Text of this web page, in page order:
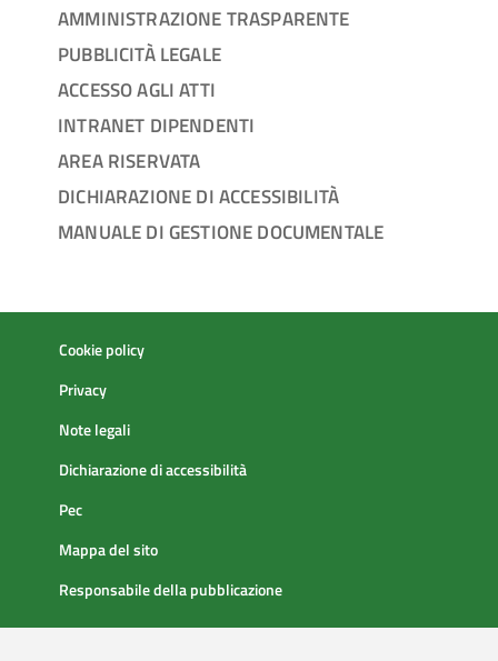
AMMINISTRAZIONE TRASPARENTE
PUBBLICITÀ LEGALE
ACCESSO AGLI ATTI
INTRANET DIPENDENTI
AREA RISERVATA
DICHIARAZIONE DI ACCESSIBILITÀ
MANUALE DI GESTIONE DOCUMENTALE
Cookie policy
Privacy
Note legali
Dichiarazione di accessibilità
Pec
Mappa del sito
Responsabile della pubblicazione